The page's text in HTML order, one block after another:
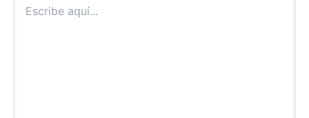
aquí...